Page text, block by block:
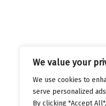
We value your
We use cookies to
serve personalized
By clicking "Accept